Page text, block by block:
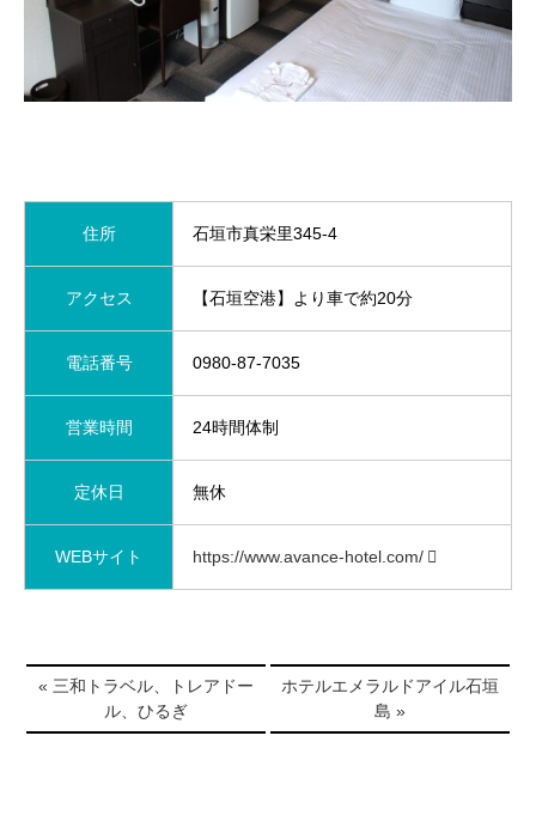
住所 石垣市真栄里345-4
アクセス 【石垣空港】より車で約20分
電話番号 0980-87-7035
営業時間 24時間体制
定休日 無休
WEBサイト https://www.avance-hotel.com/
« 三和トラベル、トレアドー
ル、ひるぎ
ホテルエメラルドアイル石垣
島 »